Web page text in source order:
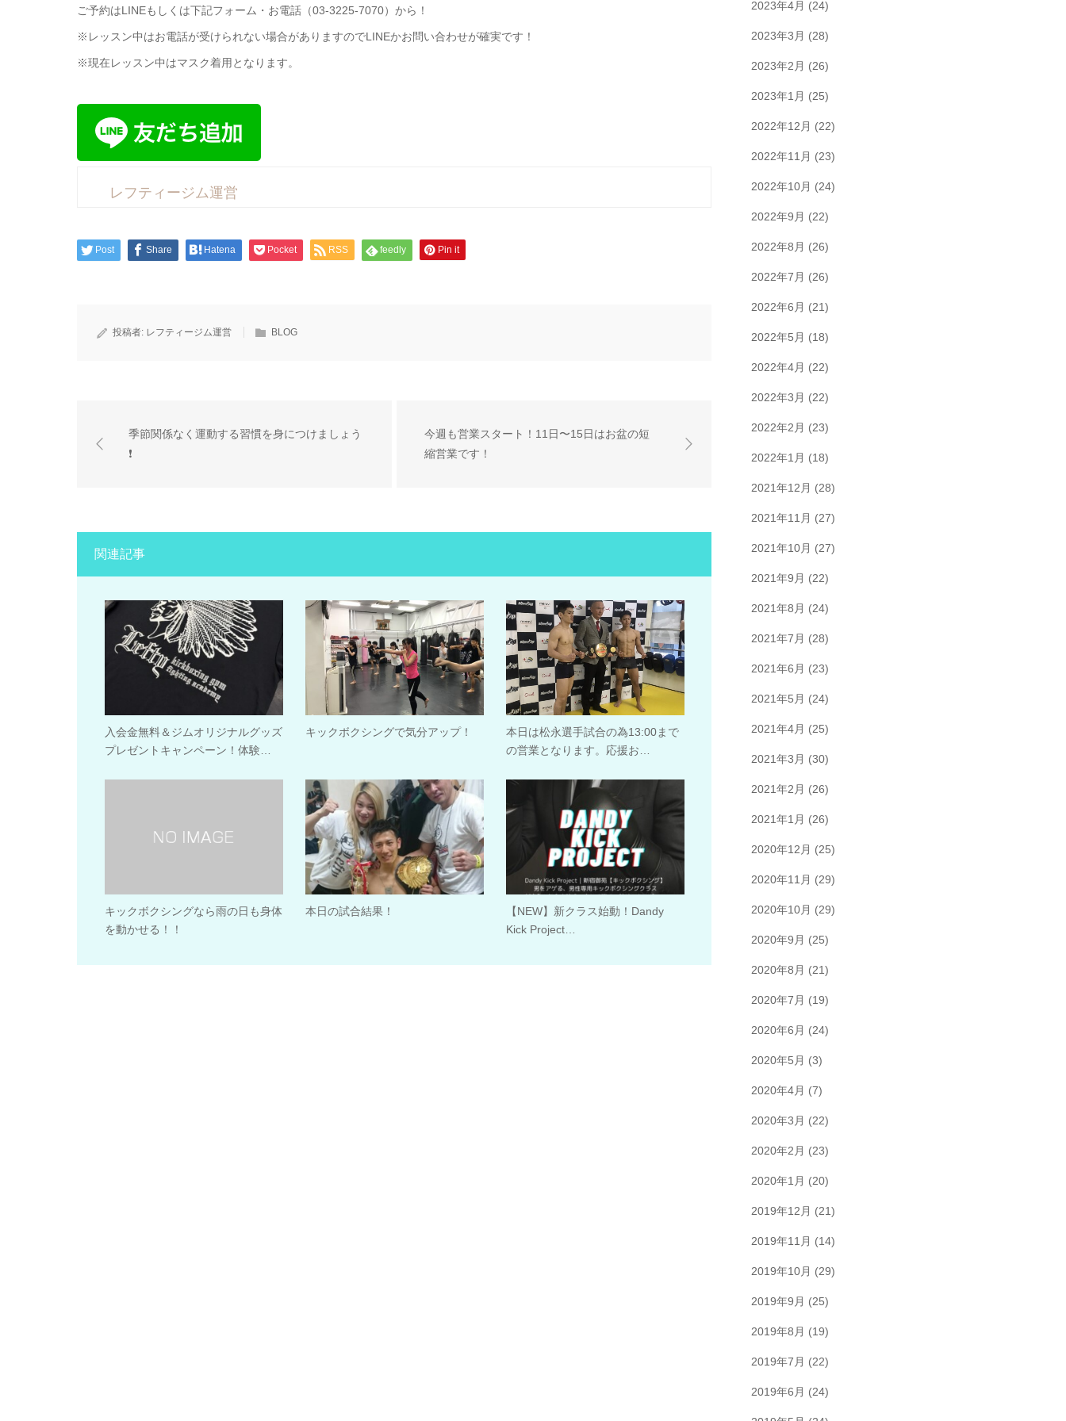
ご予約はLINEもしくは下記フォーム・お電話（03-3225-7070）から！
※レッスン中はお電話が受けられない場合がありますのでLINEかお問い合わせが確実です！
※現在レッスン中はマスク着用となります。
レフティージム運営
Post Share Hatena Pocket RSS feedly Pin it
投稿者: レフティージム運営 BLOG
季節関係なく運動する習慣を身につけましょう
❗️
今週も営業スタート！11日〜15日はお盆の短
縮営業です！
関連記事
入会金無料＆ジムオリジナルグッズ
プレゼントキャンペーン！体験…
キックボクシングで気分アップ！
本日は松永選手試合の為13:00まで
の営業となります。応援お…
キックボクシングなら雨の日も身体
を動かせる！！
本日の試合結果！
【NEW】新クラス始動！Dandy
Kick Project…
2023年4月 (24)
2023年3月 (28)
2023年2月 (26)
2023年1月 (25)
2022年12月 (22)
2022年11月 (23)
2022年10月 (24)
2022年9月 (22)
2022年8月 (26)
2022年7月 (26)
2022年6月 (21)
2022年5月 (18)
2022年4月 (22)
2022年3月 (22)
2022年2月 (23)
2022年1月 (18)
2021年12月 (28)
2021年11月 (27)
2021年10月 (27)
2021年9月 (22)
2021年8月 (24)
2021年7月 (28)
2021年6月 (23)
2021年5月 (24)
2021年4月 (25)
2021年3月 (30)
2021年2月 (26)
2021年1月 (26)
2020年12月 (25)
2020年11月 (29)
2020年10月 (29)
2020年9月 (25)
2020年8月 (21)
2020年7月 (19)
2020年6月 (24)
2020年5月 (3)
2020年4月 (7)
2020年3月 (22)
2020年2月 (23)
2020年1月 (20)
2019年12月 (21)
2019年11月 (14)
2019年10月 (29)
2019年9月 (25)
2019年8月 (19)
2019年7月 (22)
2019年6月 (24)